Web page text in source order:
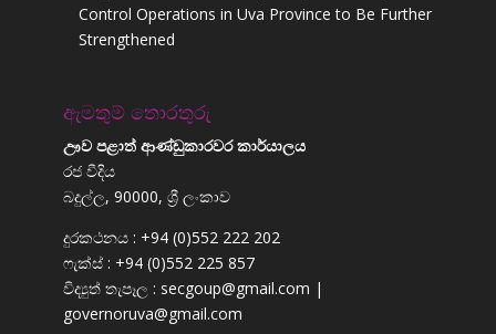
Control Operations in Uva Province to Be Further
Strengthened
ඇමතුම් තොරතුරු
ඌව පළාත් ආණ්ඩුකාරවර කාර්යාලය
රජ වීදිය
බදුල්ල, 90000, ශ්‍රී ලංකාව
දුරකථනය : +94 (0)552 222 202
ෆැක්ස් : +94 (0)552 225 857
විද්‍යුත් තැපෑල : secgoup@gmail.com |
governoruva@gmail.com